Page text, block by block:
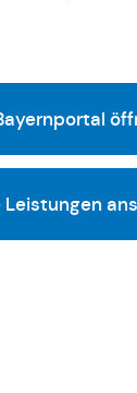
Leistungen